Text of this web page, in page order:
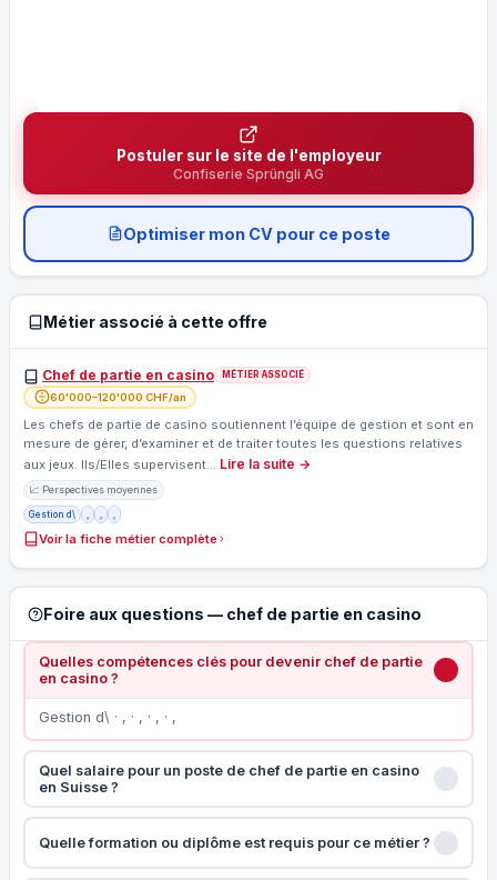
Postuler sur le site de l'employeur
Confiserie Sprüngli AG
Optimiser mon CV pour ce poste
Métier associé à cette offre
Chef de partie en casino MÉTIER ASSOCIÉ
60'000–120'000 CHF/an
Les chefs de partie de casino soutiennent l’équipe de gestion et sont en
mesure de gérer, d’examiner et de traiter toutes les questions relatives
aux jeux. Ils/Elles supervisent… Lire la suite →
📈 Perspectives moyennes
Gestion d\ , , ,
Voir la fiche métier complète
Foire aux questions — chef de partie en casino
Quelles compétences clés pour devenir chef de partie
en casino ?
Gestion d\ · , · , · , · ,
Quel salaire pour un poste de chef de partie en casino
en Suisse ?
Quelle formation ou diplôme est requis pour ce métier ?